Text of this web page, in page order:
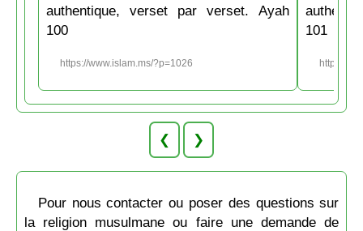
authentique, verset par verset. Ayah
100
https://www.islam.ms/?p=1026
101
https://
❮ ❯
Pour nous contacter ou poser des questions sur
la religion musulmane ou faire une demande de